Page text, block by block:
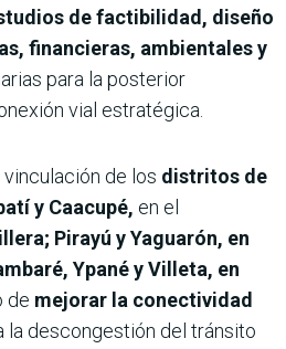
de factibilidad, diseño
financieras, ambientales y
para la posterior
vial estratégica.
de los distritos de
y Caacupé, en el
Pirayú y Yaguarón, en
Ypané y Villeta, en
de mejorar la conectividad
la descongestión del tránsito